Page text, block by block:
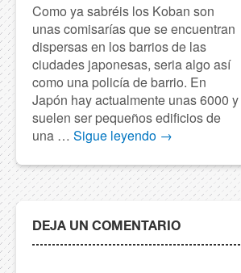
Como ya sabréis los Koban son
unas comisarías que se encuentran
dispersas en los barrios de las
ciudades japonesas, seria algo así
como una policía de barrio. En
Japón hay actualmente unas 6000 y
suelen ser pequeños edificios de
una … Sigue leyendo →
DEJA UN COMENTARIO